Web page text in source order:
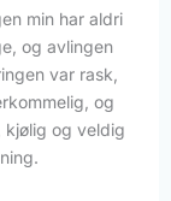
min har aldri
og avlingen
var rask,
og
kjølig og veldig